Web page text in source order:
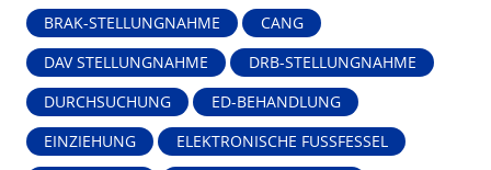
BRAK-STELLUNGNAHME CANG
DAV STELLUNGNAHME DRB-STELLUNGNAHME
DURCHSUCHUNG ED-BEHANDLUNG
EINZIEHUNG ELEKTRONISCHE FUSSFESSEL